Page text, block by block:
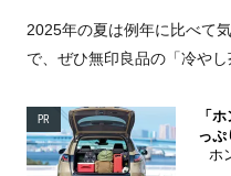
2025年の夏は例年に比べて
で、ぜひ無印良品の「冷や
PR
「
っぷ
ホ